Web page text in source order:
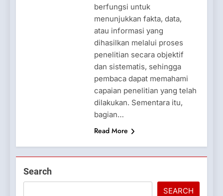
berfungsi untuk
menunjukkan fakta, data,
atau informasi yang
dihasilkan melalui proses
penelitian secara objektif
dan sistematis, sehingga
pembaca dapat memahami
capaian penelitian yang telah
dilakukan. Sementara itu,
bagian…
Read More
Search
SEARCH